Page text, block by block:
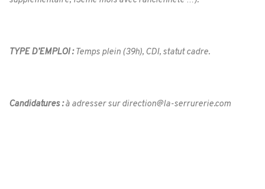
TYPE D’EMPLOI :Temps plein (39h), CDI, statut cadre.
Candidatures :à adresser sur direction@la-serrurerie.com